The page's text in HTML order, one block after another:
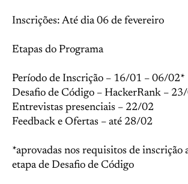
Inscrições: Até dia 06 de fevereiro
Etapas do Programa
Período de Inscrição – 16/01 – 06/02*
Desafio de Código – HackerRank –
Entrevistas presenciais – 22/02
Feedback e Ofertas – até 28/02
*aprovadas nos requisitos de inscrição
etapa de Desafio de Código